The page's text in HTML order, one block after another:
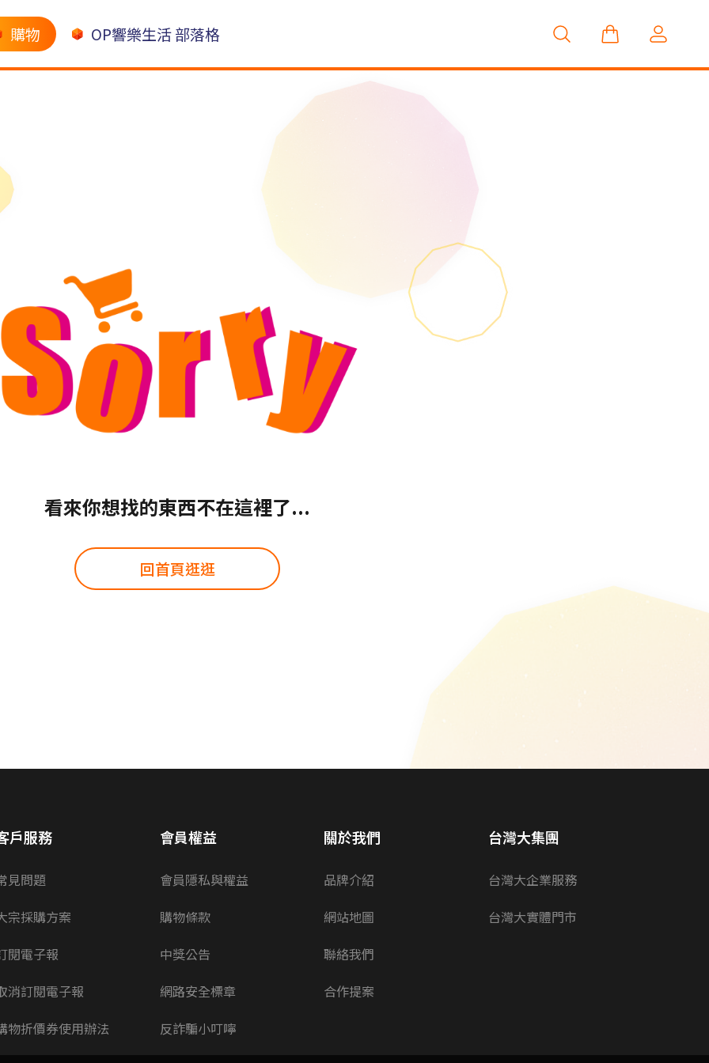
購物 OP響樂生活 部落格
看來你想找的東西不在這裡了...
回首頁逛逛
戶服務
見問題
宗採購方案
閱電子報
消訂閱電子報
物折價券使用辦法
會員權益
會員隱私與權益
購物條款
中獎公告
網路安全標章
反詐騙小叮嚀
關於我們
品牌介紹
網站地圖
聯絡我們
合作提案
台灣大集團
台灣大企業服務
台灣大實體門市